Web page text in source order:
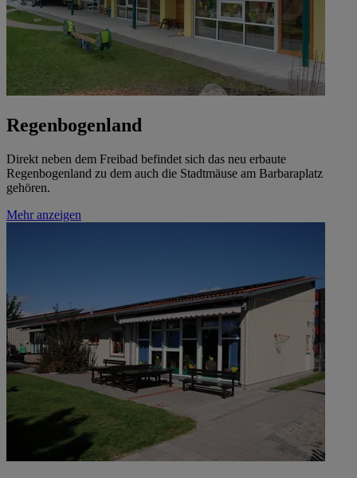
Regenbogenland
Direkt neben dem Freibad befindet sich das neu erbaute
Regenbogenland zu dem auch die Stadtmäuse am Barbaraplatz
gehören.
Mehr anzeigen